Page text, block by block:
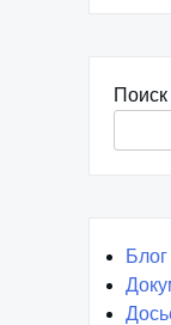
Поиск
Блог